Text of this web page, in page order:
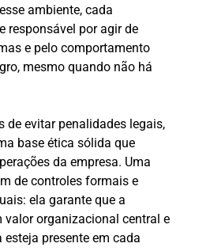
ambiente, cada
responsável por agir de
e pelo comportamento
mesmo quando não há
de evitar penalidades legais,
base ética sólida que
da empresa. Uma
de controles formais e
ela garante que a
valor organizacional central e
presente em cada